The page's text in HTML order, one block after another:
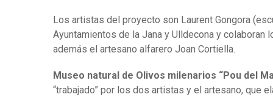
Los artistas del proyecto son Laurent Gongora
Ayuntamientos de la Jana y Ulldecona y
además el artesano alfarero Joan Cortiella.
Museo natural de Olivos milenarios “Pou del
“trabajado” por los dos artistas y el artesano, que